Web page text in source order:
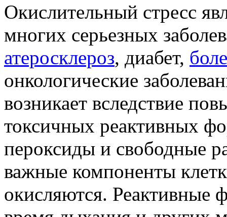
Окислительный стресс
многих серьезных
атеросклероз, диабет,
онкологические
возникает вследствие
токсичных реактивных
пероксиды и свободные
важные компоненты
окисляются. Реактивные